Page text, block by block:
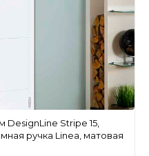
Stripe 15,
ручка Linea, матовая